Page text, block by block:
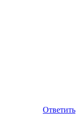
Ответить